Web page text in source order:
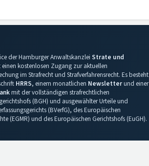
der Hamburger Anwaltskanzlei Strate und
kostenlosen Zugang zur aktuellen
im Strafrecht und Strafverfahrensrecht. Es besteht
HRRS, einem monatlichen Newsletterund einer
mit der vollständigen strafrechtlichen
(BGH) und ausgewählter Urteile und
(BVerfG), des Europäischen
(EGMR) und des Europäischen Gerichtshofs (EuGH).